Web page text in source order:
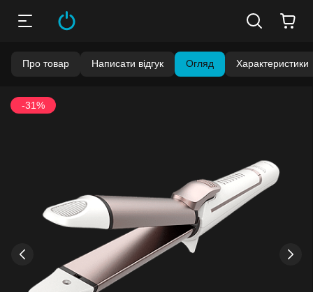
Про товар Написати відгук Огляд Характеристики
‹ ›
-31%